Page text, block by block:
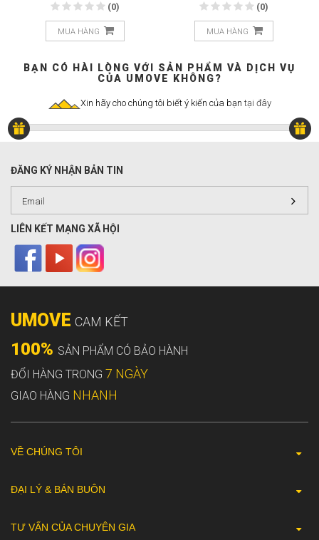
(0)
MUA HÀNG
(0)
MUA HÀNG
BẠN CÓ HÀI LÒNG VỚI SẢN PHẨM VÀ DỊCH VỤ
CỦA UMOVE KHÔNG?
Xin hãy cho chúng tôi biết ý kiến của bạn tại đây
ĐĂNG KÝ NHẬN BẢN TIN
LIÊN KẾT MẠNG XÃ HỘI
UMOVE CAM KẾT
100% SẢN PHẨM CÓ BẢO HÀNH
ĐỔI HÀNG TRONG 7 NGÀY
GIAO HÀNG NHANH
VỀ CHÚNG TÔI
ĐẠI LÝ & BÁN BUÔN
TƯ VẤN CỦA CHUYÊN GIA